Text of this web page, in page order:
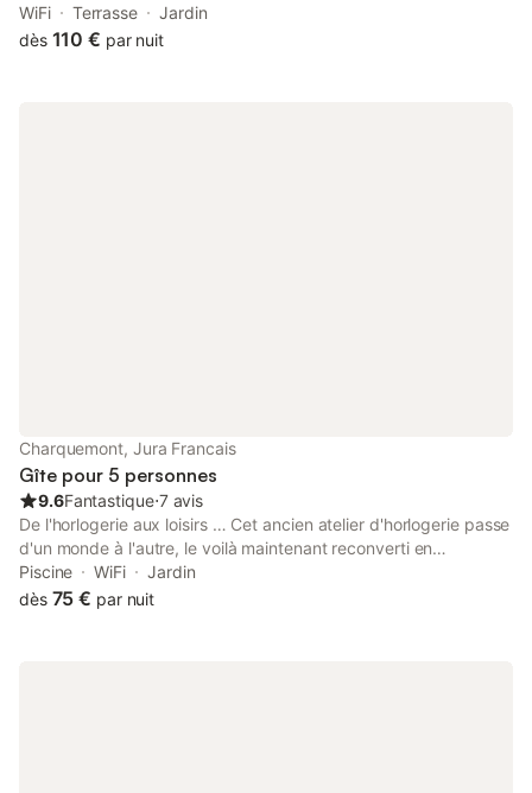
WiFi
Terrasse
Jardin
dès 110 € par nuit
Charquemont, Jura Francais
Gîte pour 5 personnes
9.6Fantastique⋅7 avis
De l'horlogerie aux loisirs … Cet ancien atelier d'horlogerie passe
d'un monde à l'autre, le voilà maintenant reconverti en
chambres d'hôtes. Romantique, calme, lumière et nature
caractérisent les trois chambres nommées "Galet", "Gouttes
Piscine WiFi
Jardin
dès 75 € par nuit